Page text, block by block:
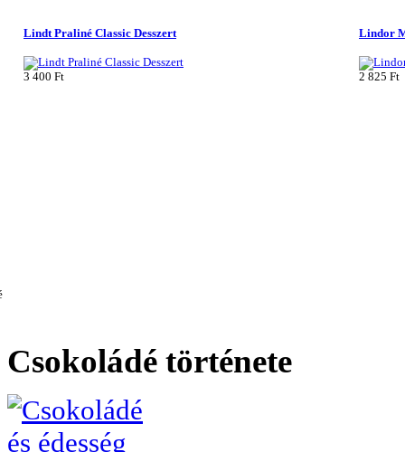
Lindt Praliné Classic Desszert
3 400 Ft
Lindor
2 825 Ft
Csokoládé története